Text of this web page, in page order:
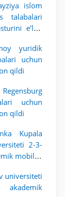
islom
talabalari
e’lon
yuridik
uchun
qildi
uchun
qildi
Kupala
2-3-
mobillik
universiteti